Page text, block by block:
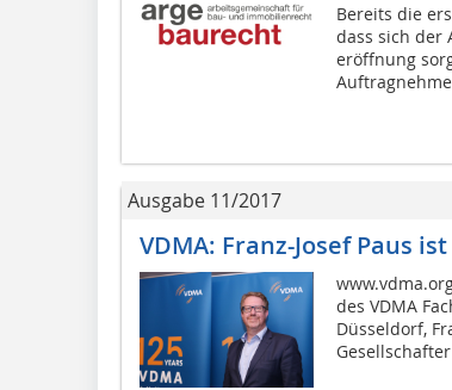
Bereits die
dass sich der
eröffnung
Ausgabe 11/2017
VDMA: Franz-Josef Paus
des VDMA
Düsseldorf,